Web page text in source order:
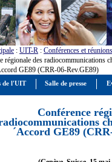
: UIT-R : Conférences et réunions
régionale des radiocommunications
GE89 (CRR-06-Rev.GE89)
Conférence
´Accord GE89
de l'UIT Salle de presse